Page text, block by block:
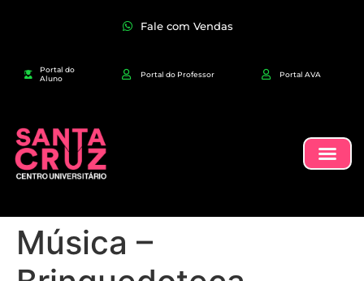
Fale com Vendas
Portal do
Aluno
Portal do Professor Portal AVA
Música –